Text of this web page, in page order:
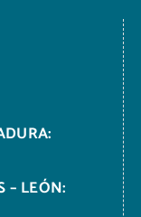
– LEÓN: